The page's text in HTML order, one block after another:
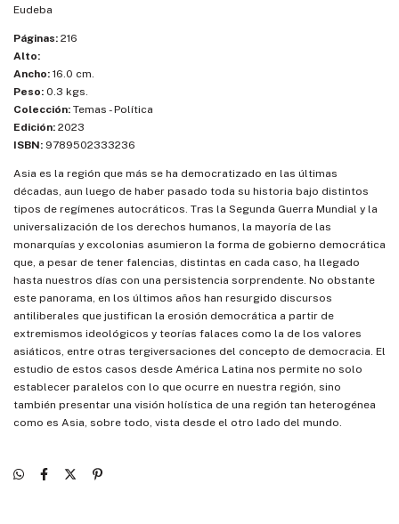
Eudeba
Páginas: 216
Alto:
Ancho: 16.0 cm.
Peso: 0.3 kgs.
Colección: Temas - Política
Edición: 2023
ISBN: 9789502333236
Asia es la región que más se ha democratizado en las últimas
décadas, aun luego de haber pasado toda su historia bajo distintos
tipos de regímenes autocráticos. Tras la Segunda Guerra Mundial y la
universalización de los derechos humanos, la mayoría de las
monarquías y excolonias asumieron la forma de gobierno democrática
que, a pesar de tener falencias, distintas en cada caso, ha llegado
hasta nuestros días con una persistencia sorprendente. No obstante
este panorama, en los últimos años han resurgido discursos
antiliberales que justifican la erosión democrática a partir de
extremismos ideológicos y teorías falaces como la de los valores
asiáticos, entre otras tergiversaciones del concepto de democracia. El
estudio de estos casos desde América Latina nos permite no solo
establecer paralelos con lo que ocurre en nuestra región, sino
también presentar una visión holística de una región tan heterogénea
como es Asia, sobre todo, vista desde el otro lado del mundo.